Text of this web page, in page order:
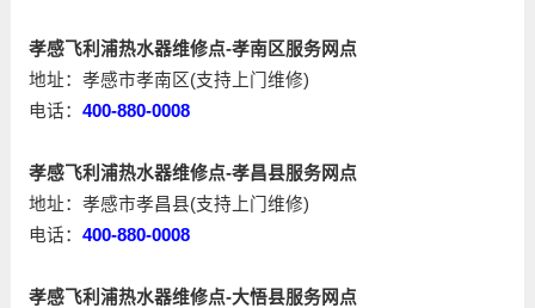
孝感飞利浦热水器维修点-孝南区服务网点
地址：孝感市孝南区(支持上门维修)
电话： 400-880-0008
孝感飞利浦热水器维修点-孝昌县服务网点
地址：孝感市孝昌县(支持上门维修)
电话： 400-880-0008
孝感飞利浦热水器维修点-大悟县服务网点